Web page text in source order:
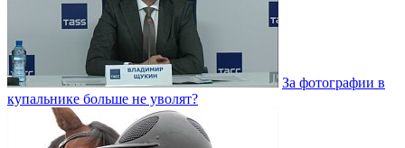
За фотографии в
купальнике больше не уволят?